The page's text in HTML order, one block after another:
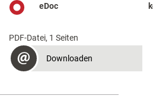
eDoc
PDF-Datei, 1 Seiten
Downloaden